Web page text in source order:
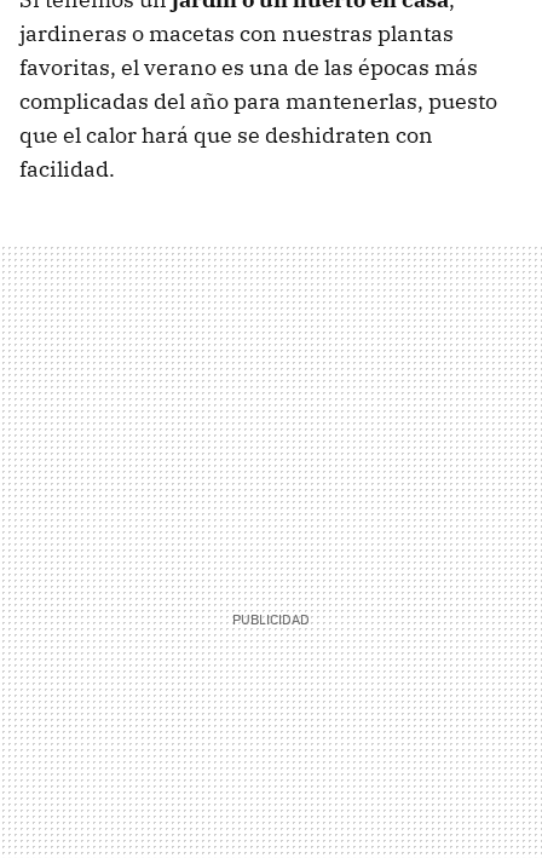
jardineras o macetas con nuestras plantas
favoritas, el verano es una de las épocas más
complicadas del año para mantenerlas, puesto
que el calor hará que se deshidraten con
facilidad.